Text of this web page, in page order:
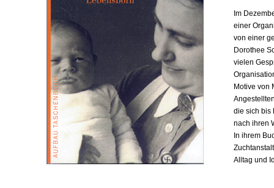
Im
einer
von einer
Dorothee
vielen
Motive von
die sich bis
nach ihren
In ihrem
Alltag und